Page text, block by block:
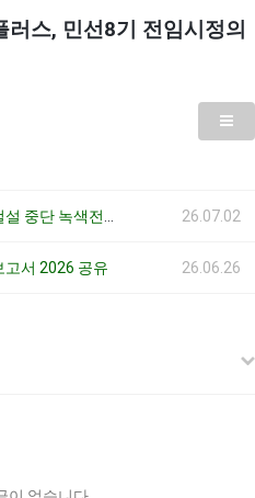
러스, 민선8기 전임시정의
26.07.02
고서 2026 공유 26.06.26